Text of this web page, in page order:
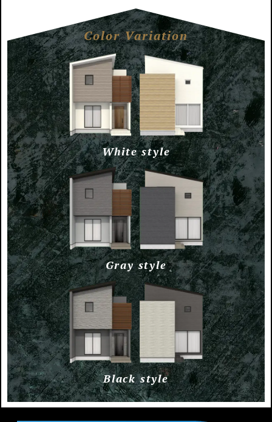
Color Variation
White style
Gray style
Black style